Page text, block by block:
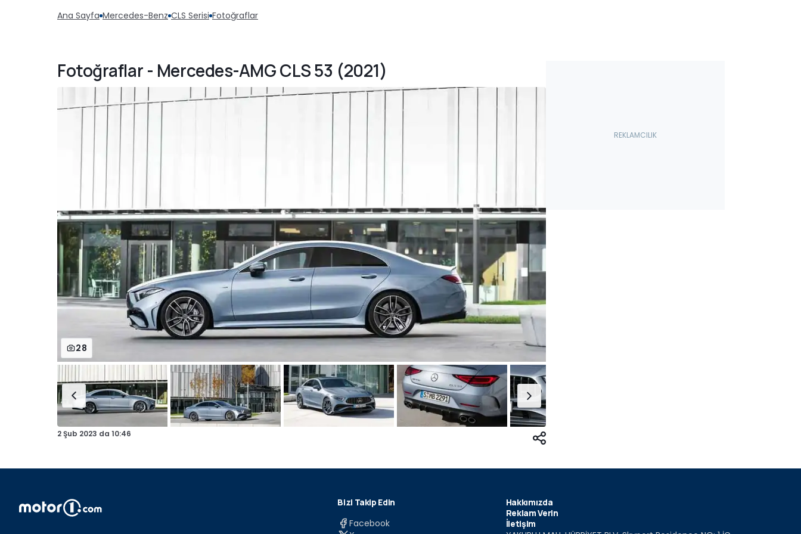
Ana Sayfa Mercedes-Benz CLS Serisi Fotoğraflar
Fotoğraflar - Mercedes-AMG CLS 53 (2021)
28
2 Şub 2023 da 10:46
Bizi Takip Edin
Facebook
Hakkımızda
Reklam Verin
İletişim